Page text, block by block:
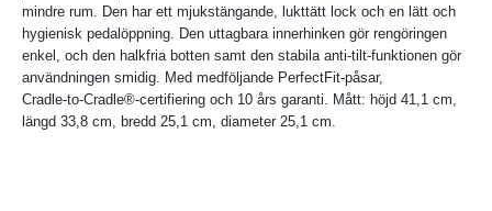
mindre rum. Den har ett mjukstängande, lukt­tätt lock och en lätt och
hygienisk pedalöppning. Den uttagbara innerhinken gör rengöringen
enkel, och den halkfria botten samt den stabila anti‑tilt‑funktionen gör
användningen smidig. Med medföljande PerfectFit‑påsar,
Cradle‑to‑Cradle®‑certifiering och 10 års garanti. Mått: höjd 41,1 cm,
längd 33,8 cm, bredd 25,1 cm, diameter 25,1 cm.